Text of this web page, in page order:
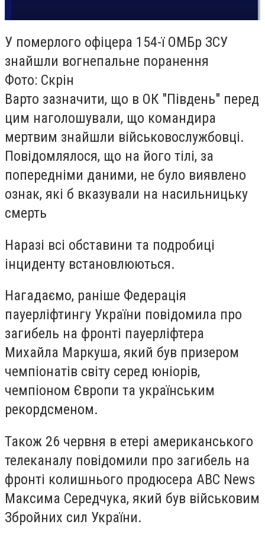
У померлого офіцера 154-ї ОМБр ЗСУ
знайшли вогнепальне поранення
Фото: Скрін
Варто зазначити, що в ОК "Південь" перед
цим наголошували, що командира
мертвим знайшли військовослужбовці.
Повідомлялося, що на його тілі, за
попередніми даними, не було виявлено
ознак, які б вказували на насильницьку
смерть
Наразі всі обставини та подробиці
інциденту встановлюються.
Нагадаємо, раніше Федерація
пауерліфтингу України повідомила про
загибель на фронті пауерліфтера
Михайла Маркуша, який був призером
чемпіонатів світу серед юніорів,
чемпіоном Європи та українським
рекордсменом.
Також 26 червня в етері американського
телеканалу повідомили про загибель на
фронті колишнього продюсера ABC News
Максима Середчука, який був військовим
Збройних сил України.